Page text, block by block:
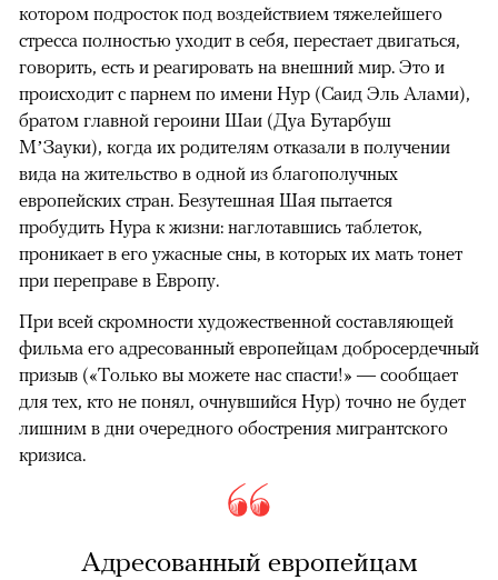
котором подросток под воздействием тяжелейшего
стресса полностью уходит в себя, перестает двигаться,
говорить, есть и реагировать на внешний мир. Это и
происходит с парнем по имени Нур (Саид Эль Алами),
братом главной героини Шаи (Дуа Бутарбуш
М’Зауки), когда их родителям отказали в получении
вида на жительство в одной из благополучных
европейских стран. Безутешная Шая пытается
пробудить Нура к жизни: наглотавшись таблеток,
проникает в его ужасные сны, в которых их мать тонет
при переправе в Европу.
При всей скромности художественной составляющей
фильма его адресованный европейцам добросердечный
призыв («Только вы можете нас спасти!» — сообщает
для тех, кто не понял, очнувшийся Нур) точно не будет
лишним в дни очередного обострения мигрантского
кризиса.
Адресованный европейцам